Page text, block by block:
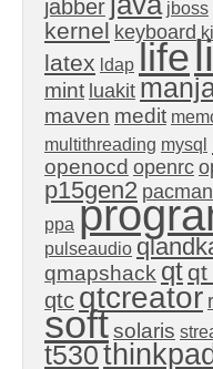
jabber jboss
kernel keyboard
latex ldap life
mint luakit
maven medit
multithreading mysql
openocd openrc
p15gen2 pacman
ppa
pulseaudio
qmapshack qt qt
qtc qtcreator
softsolaris
t530thinkpad